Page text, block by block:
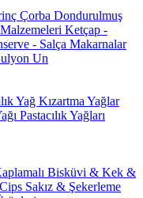
Çorba Dondurulmuş
Ketçap -
- Salça Makarnalar
Un
Yağ Kızartma Yağlar
Pastacılık Yağları
Bisküvi & Kek &
Sakız & Şekerleme